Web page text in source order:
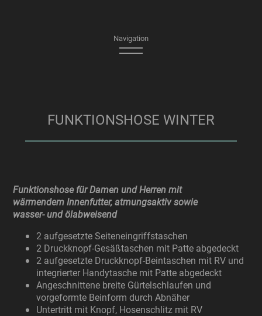
Navigation
FUNKTIONSHOSE WINTER
Funktionshose für Damen und Herren mit
wärmendem Innenfutter, atmungsaktiv sowie
wasser- und ölabweisend
2 aufgesetzte Seiteneingriffstaschen
2 Druckknopf-Gesäßtaschen mit Patte abgedeckt
2 aufgesetzte Druckknopf-Beintaschen mit RV und
integrierter Handytasche mit Patte abgedeckt
Angeschnittene breite Gürtelschlaufen und
vorgeformte Beinform durch Abnäher
Untertritt mit Knopf, Hosenschlitz mit RV